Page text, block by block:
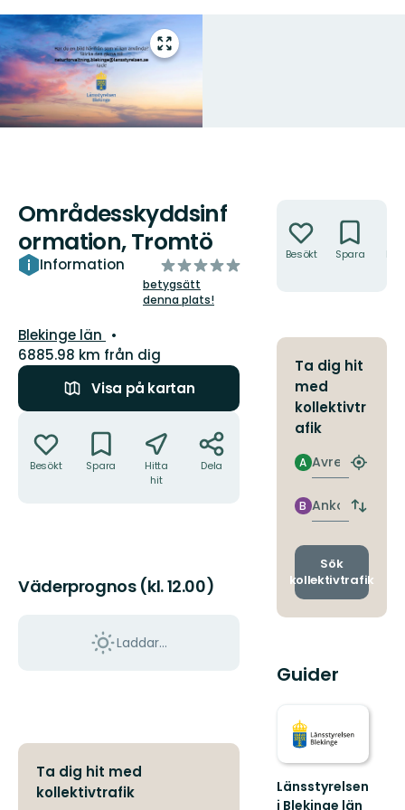
Gå
till
Områdesskyddsinf
ormation, Tromtö
Information
av
5
stjärnor
betygsätt
denna plats!
Län:
Blekinge län
6885.98 km från dig
Visa på kartan
Besökt Spara
Hitta
hit
Dela
Väderprognos (kl. 12.00)
Laddar...
Ta dig hit med
kollektivtrafik
Besökt Spara
Ta dig hit
med
kollektivtr
afik
Avresa
A
Hitta
Ankomst
B
Byt
och
Sök
kollektivtrafik
Guider
Länsstyrelsen
i Blekinge län